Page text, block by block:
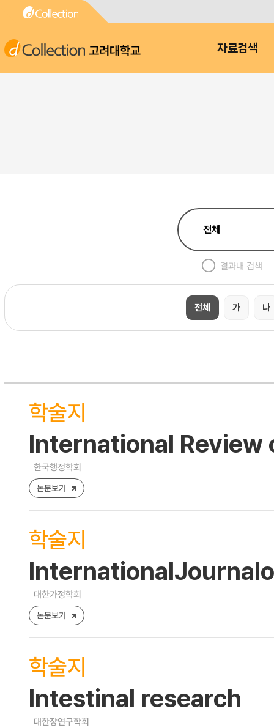
고려대학교 자료검색
결과내 검색
전체 가 나
학술지
International
한국행정학회
논문보기
학술지
대한가정학회
논문보기
학술지
Intestinal research
대한장연구학회